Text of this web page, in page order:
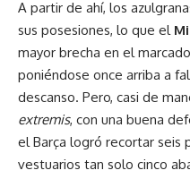
A partir de ahí, los
sus posesiones, lo que el
mayor brecha en el
poniéndose once arriba a
descanso. Pero, casi de
extremis, con una buena
el Barça logró recortar seis
vestuarios tan solo cinco